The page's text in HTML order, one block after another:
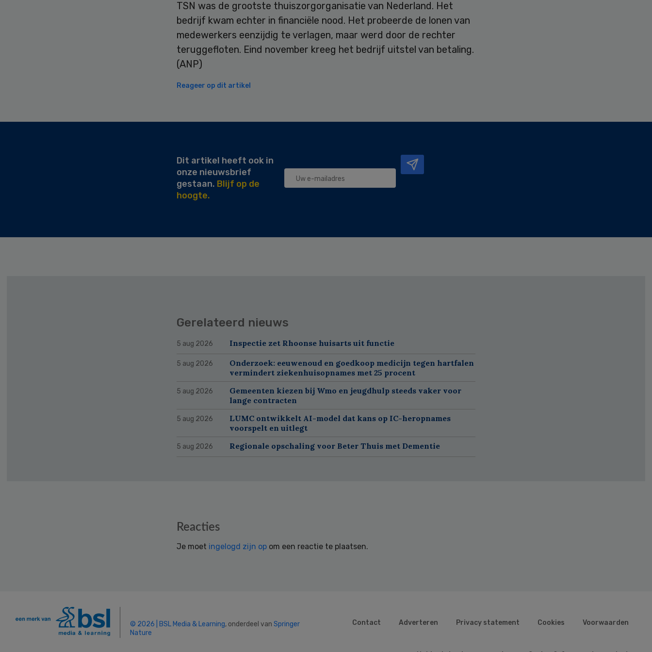
TSN was de grootste thuiszorgorganisatie van Nederland. Het
bedrijf kwam echter in financiële nood. Het probeerde de lonen van
medewerkers eenzijdig te verlagen, maar werd door de rechter
teruggefloten. Eind november kreeg het bedrijf uitstel van betaling.
(ANP)
Reageer op dit artikel
Dit artikel heeft ook in
onze nieuwsbrief
gestaan. Blijf op de
hoogte.
Gerelateerd nieuws
5 aug 2026 Inspectie zet Rhoonse huisarts uit functie
5 aug 2026
Onderzoek: eeuwenoud en goedkoop medicijn tegen hartfalen
vermindert ziekenhuisopnames met 25 procent
5 aug 2026
Gemeenten kiezen bij Wmo en jeugdhulp steeds vaker voor
lange contracten
5 aug 2026
LUMC ontwikkelt AI-model dat kans op IC-heropnames
voorspelt en uitlegt
5 aug 2026 Regionale opschaling voor Beter Thuis met Dementie
Reacties
Je moet ingelogd zijn op om een reactie te plaatsen.
© 2026 | BSL Media & Learning, onderdeel van Springer
Nature
Contact Adverteren Privacy statement Cookies Voorwaarden